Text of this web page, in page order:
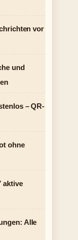
vor
und
– QR-
ohne
aktive
Alle